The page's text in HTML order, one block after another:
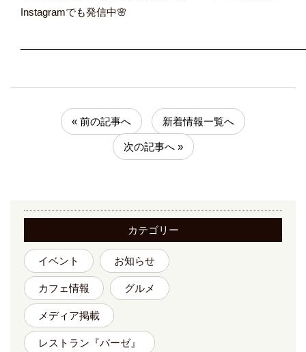
Instagramでも発信中🌸
« 前の記事へ 新着情報一覧へ
次の記事へ »
カテゴリー
イベント お知らせ
カフェ情報 グルメ
メディア掲載
レストラン『バーゼ』